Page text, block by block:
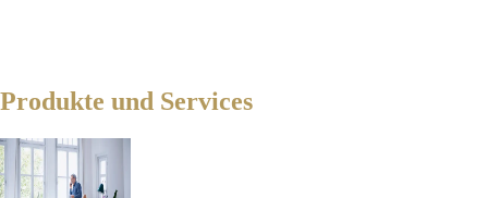
Produkte und Services